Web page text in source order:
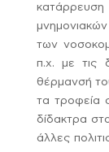
κατάρρευση
των
π.χ. με τις
θέρμανσή
τα τροφεία
δίδακτρα
άλλες